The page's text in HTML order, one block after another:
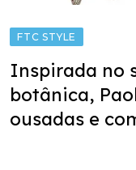
FTC STYLE
Inspirada no
botânica,
ousadas e